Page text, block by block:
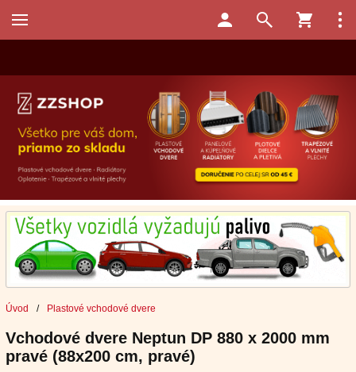
Úvod / Plastové vchodové dvere
Vchodové dvere Neptun DP 880 x 2000 mm
pravé (88x200 cm, pravé)